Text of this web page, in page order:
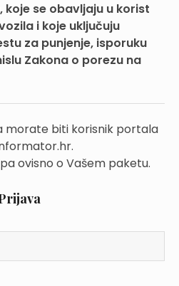
koje se obavljaju u korist
i koje uključuju
za punjenje, isporuku
Zakona o porezu na
morate biti korisnik portala
ovisno o Vašem paketu.